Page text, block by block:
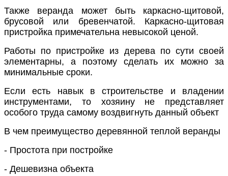
Также веранда может быть каркасно-щитовой,
брусовой или бревенчатой. Каркасно-щитовая
пристройка примечательна невысокой ценой.
Работы по пристройке из дерева по сути своей
элементарны, а поэтому сделать их можно за
минимальные сроки.
Если есть навык в строительстве и владении
инструментами, то хозяину не представляет
особого труда самому воздвигнуть данный объект
В чем преимущество деревянной теплой веранды
- Простота при постройке
- Дешевизна объекта